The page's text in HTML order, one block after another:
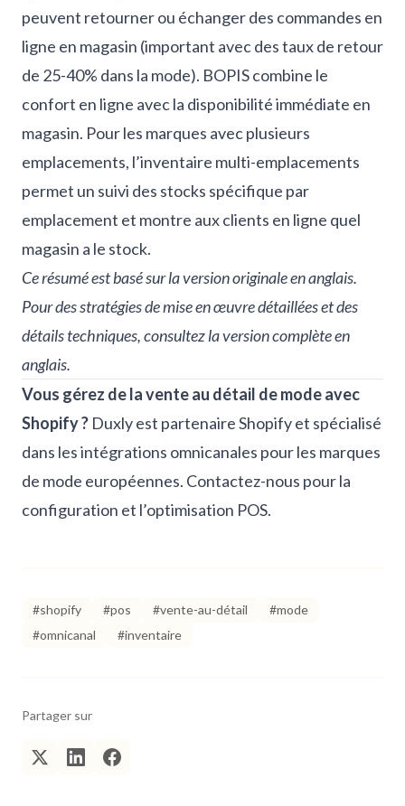
peuvent retourner ou échanger des commandes en
ligne en magasin (important avec des taux de retour
de 25-40% dans la mode). BOPIS combine le
confort en ligne avec la disponibilité immédiate en
magasin. Pour les marques avec plusieurs
emplacements, l’inventaire multi-emplacements
permet un suivi des stocks spécifique par
emplacement et montre aux clients en ligne quel
magasin a le stock.
Ce résumé est basé sur la version originale en anglais.
Pour des stratégies de mise en œuvre détaillées et des
détails techniques, consultezla version complète en
anglais.
Vous gérez de la vente au détail de mode avec
Shopify ? Duxly est partenaire Shopify et spécialisé
dans les intégrations omnicanales pour les marques
de mode européennes. Contactez-nous pour la
configuration et l’optimisation POS.
#shopify #pos #vente-au-détail
#mode
#omnicanal
#inventaire
Partager sur